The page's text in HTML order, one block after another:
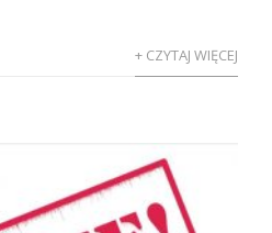
+ CZYTAJ WIĘCEJ